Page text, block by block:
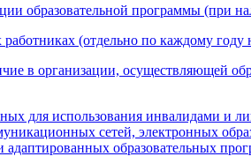
образовательной программы (при
работниках (отдельно по каждому
в организации, осуществляющей
для использования инвалидами и
сетей, электронных
адаптированных образовательных